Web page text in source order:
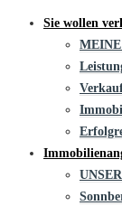
Sie wollen